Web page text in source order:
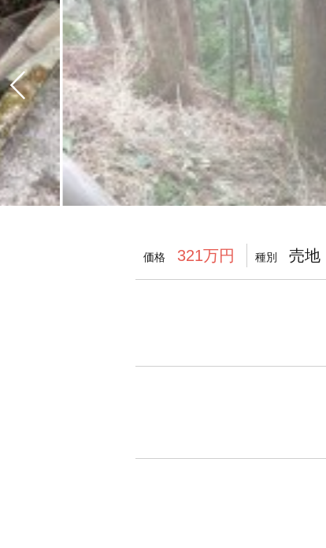
価格 321万円 種別 売地